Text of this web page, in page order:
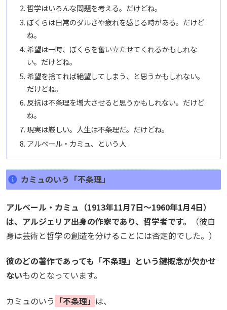
哲学はいろんな問題を考える。だけどね。
ぼくらは日常のダルさや疲れを感じる時がある。だけど
ね。
希望は一時、ぼくらを奮い立たせてくれるかもしれな
い。だけどね。
希望を捨てれば絶望してしまう、と思うかもしれない。
だけどね。
反抗は不条理を増大させると思うかもしれない。だけど
ね。
現実は厳しい。人生は不条理だ。だけどね。
アルベール・カミュ、という人
カミュのいう「不条理」
アルベール・カミュ（1913年11月7日～1960年1月4日）
は、アルジェリア出身の作家であり、哲学者です。
（彼自
身は芸術と哲学の創造を分けることには否定的でした。）
彼のどの著作であっても「不条理」という鍵概念が欠かせ
ないものとなっています。
カミュのいう 「不条理」 は、